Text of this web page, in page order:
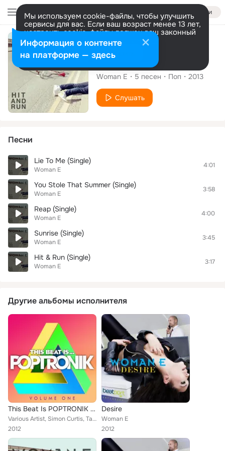
Войти
Мы используем cookie-файлы, чтобы улучшить
сервисы для вас. Если ваш возраст менее 13 лет,
настроить cookie-файлы должен ваш законный
представитель. Больше информации
Разрешить все Настроить
Альбом
Hit & Run
Woman E 5 песен Поп 2013
Слушать
Песни
Lie To Me (Single)
Woman E
4:01
You Stole That Summer (Single)
Woman E
3:58
Reap (Single)
Woman E
4:00
Sunrise (Single)
Woman E
3:45
Hit & Run (Single)
Woman E
3:17
Другие альбомы исполнителя
This Beat Is POPTRONIK - Volume One
Various Artist, Simon Curtis, Tao Hypah, RAFF, Garçon Garçon, Queen of Hearts, Bright Light Bright Light, Johnny Lazer, TNTT, Bi...
2012
Desire
Woman E
2012
Информация о контенте
на платформе — здесь